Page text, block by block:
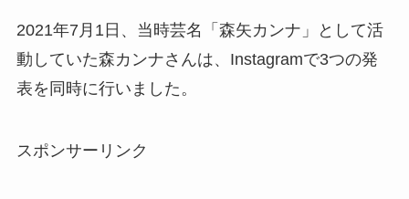
2021年7月1日、当時芸名「森矢カンナ」として活
動していた森カンナさんは、Instagramで3つの発
表を同時に行いました。
スポンサーリンク